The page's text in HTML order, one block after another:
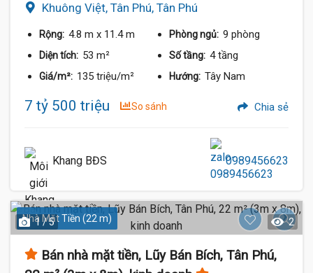
Khuông Việt, Tân Phú, Tân Phú
Rộng: 4.8 m x 11.4 m Phòng ngủ: 9 phòng
Diện tích: 53 m² Số tầng: 4 tầng
Giá/m²: 135 triệu/m² Hướng: Tây Nam
7 tỷ 500 triệu So sánh Chia sẻ
Khang BĐS 0989456623
Nhà Mặt Tiền (22 m)
1 / 5 2
Bán nhà mặt tiền, Lũy Bán Bích, Tân Phú,